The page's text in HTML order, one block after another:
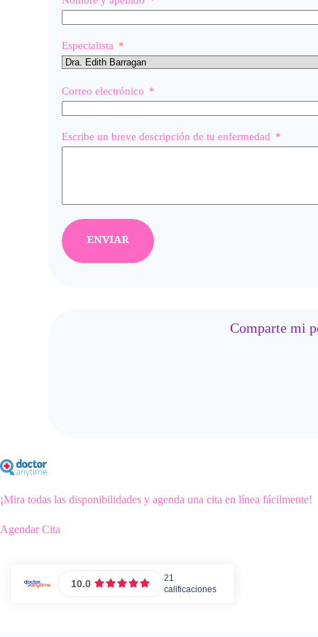
Especialista
Correo electrónico
Escribe un breve descripción de tu enfermedad
ENVIAR
Comparte mi
¡Mira todas las disponibilidades y agenda una cita en línea fácilmente!
Agendar Cita